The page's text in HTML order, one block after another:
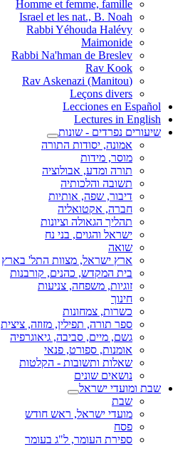
Homme et femme, famille
Israel et les nat., B. Noah
Rabbi Yéhouda Halévy
Maimonide
Rabbi Na'hman de Breslev
Rav Kook
(Rav Askenazi (Manitou
Leçons divers
Lecciones en Español
Lectures in English
שיעורים נפרדים - שונות
אמונה, יסודות התורה
מוסר, מידות
תורה ומדע, אבולוציה
תשובה והלכותיה
דיבור, שפה, אותיות
חברה, אקטואליה
תהליך הגאולה וציונות
ישראל והגוים, בני נח
שואה
ארץ ישראל, מצוות התל' בארץ
בית המקדש, כהנים, קורבנות
זוגיות, משפחה, צניעות
חינוך
כשרות, צמחונות
ספר תורה, תפילין, מזוזה, ציצית
גשם, מיים, סביבה, גיאוגרפיה
אומנות, ספורט, פנאי
שאלות ותשובות - הקלטות
נושאים שונים
שבת ומועדי ישראל
שבת
מועדי ישראל, ראש חודש
פסח
ספירת העומר, ל"ג בעומר